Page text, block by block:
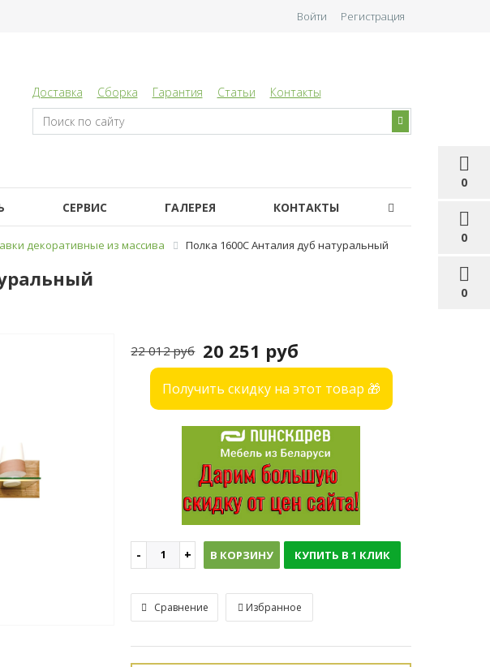
0
0
0
Войти Регистрация
Доставка Сборка Гарантия Статьи Контакты
СЕРВИС ГАЛЕРЕЯ КОНТАКТЫ
декоративные из массива Полка 1600С Анталия дуб натуральный
20 251 руб
22 012 руб
Получить скидку на этот товар 🎁
В КОРЗИНУ КУПИТЬ В 1 КЛИК
Сравнение Избранное